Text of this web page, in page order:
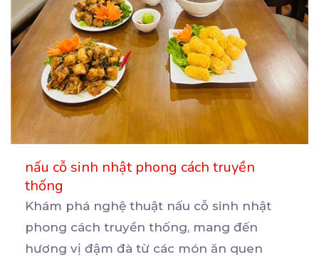
nấu cỗ sinh nhật phong cách truyền
thống
Khám phá nghệ thuật nấu cỗ sinh nhật
phong cách truyền thống, mang đến
hương vị đậm đà từ các món ăn quen